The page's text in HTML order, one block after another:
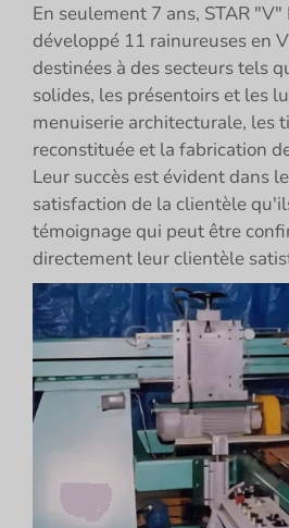
En seulement 7 ans, STAR "V"
développé 11 rainureuses en
destinées à des secteurs tels
solides, les présentoirs et les
menuiserie architecturale, les
reconstituée et la fabrication
Leur succès est évident dans
satisfaction de la clientèle
témoignage qui peut être
directement leur clientèle